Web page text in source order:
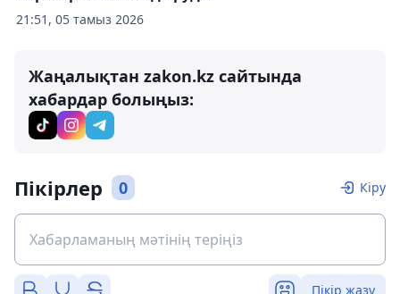
21:51, 05 тамыз 2026
Жаңалықтан zakon.kz сайтында
хабардар болыңыз:
Пікірлер 0 Кіру
Пікір жазу